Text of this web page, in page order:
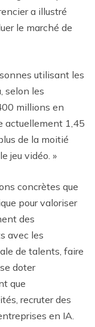
a illustré
le marché de
utilisant les
selon les
millions en
actuellement 1,45
de la moitié
jeu vidéo. »
concrètes que
pour valoriser
des
avec les
de talents, faire
doter
que
recruter des
en IA.